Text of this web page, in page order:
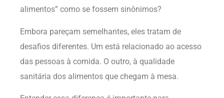
alimentos” como se fossem sinônimos?
Embora pareçam semelhantes, eles tratam de
desafios diferentes. Um está relacionado ao acesso
das pessoas à comida. O outro, à qualidade
sanitária dos alimentos que chegam à mesa.